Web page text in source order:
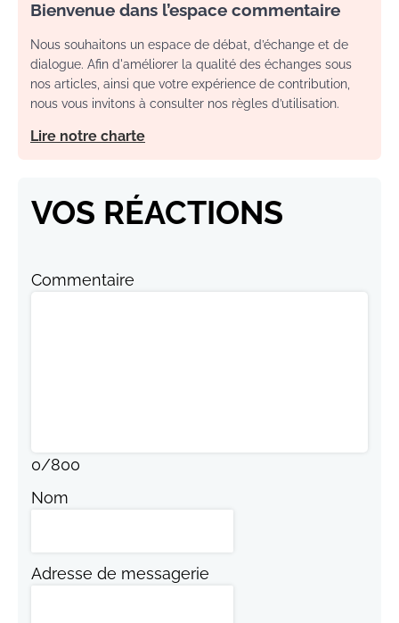
Bienvenue dans l’espace commentaire
Nous souhaitons un espace de débat, d’échange et de
dialogue. Afin d'améliorer la qualité des échanges sous
nos articles, ainsi que votre expérience de contribution,
nous vous invitons à consulter nos règles d’utilisation.
Lire notre charte
VOS RÉACTIONS
Commentaire
0/800
Nom
Adresse de messagerie